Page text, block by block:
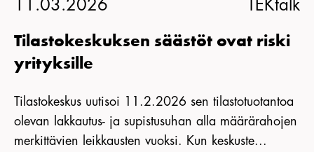
11.03.2026 TEKtalk
Tilastokeskuksen säästöt ovat riski
yrityksille
Tilastokeskus uutisoi 11.2.2026 sen tilastotuotantoa
olevan lakkautus- ja supistusuhan alla määrärahojen
merkittävien leikkausten vuoksi. Kun keskuste...